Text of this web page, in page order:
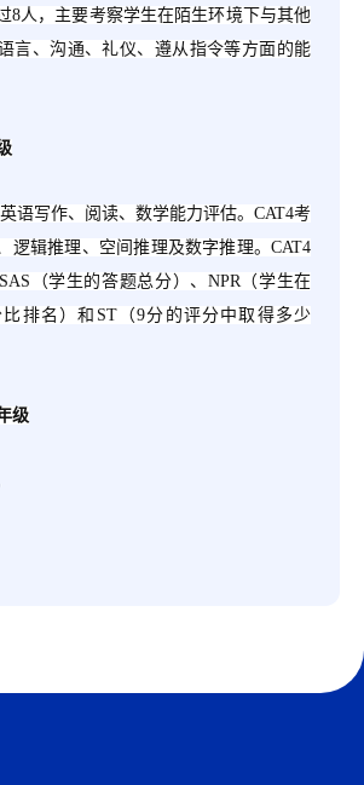
8人，主要考察学生在陌生环境下与其他
言、沟通、礼仪、遵从指令等方面的能
语写作、阅读、数学能力评估。CAT4考
逻辑推理、空间推理及数字推理。CAT4
（学生的答题总分）、NPR（学生在
比排名）和ST（9分的评分中取得多少
级